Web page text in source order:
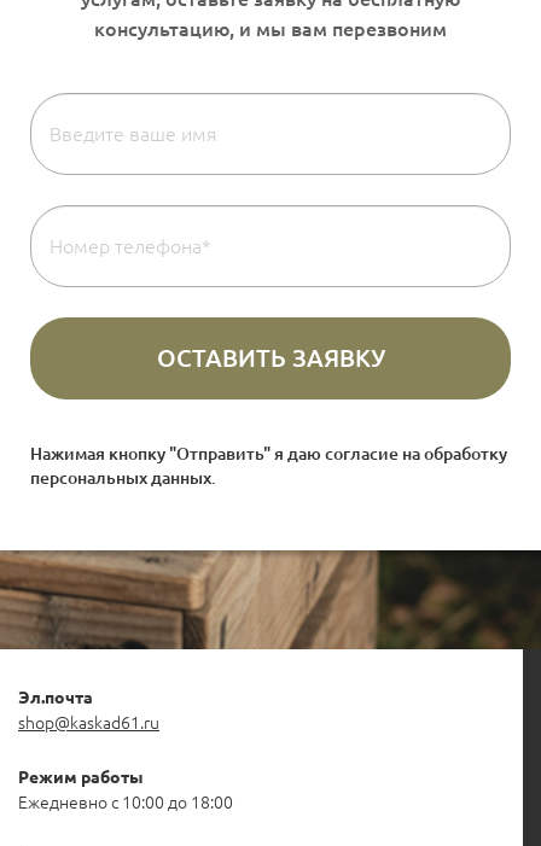
Нажимая кнопку "Отправить" я даю согласие наобработку
персональных данных
Эл.почта
shop@kaskad61.ru
Режим работы
Ежедневно с 10:00 до 18:00